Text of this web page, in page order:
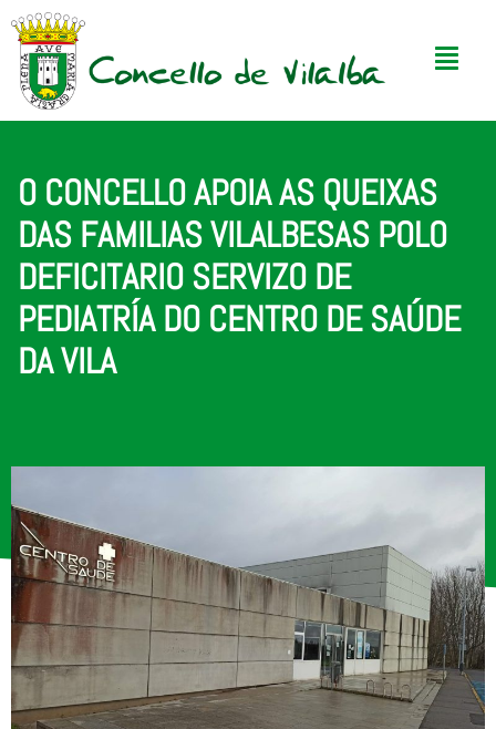
O CONCELLO APOIA AS QUEIXAS
DAS FAMILIAS VILALBESAS POLO
DEFICITARIO SERVIZO DE
PEDIATRÍA DO CENTRO DE SAÚDE
DA VILA